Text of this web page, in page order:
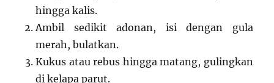
hingga kalis.
Ambil sedikit adonan, isi dengan gula
merah, bulatkan.
Kukus atau rebus hingga matang, gulingkan
di kelapa parut.